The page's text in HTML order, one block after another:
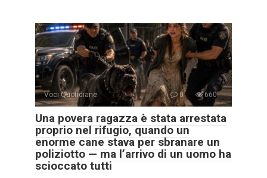
Voci Quotidiane 0 660
Una povera ragazza è stata arrestata
proprio nel rifugio, quando un
enorme cane stava per sbranare un
poliziotto — ma l’arrivo di un uomo ha
scioccato tutti